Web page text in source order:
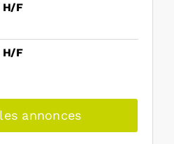
F
F
annonces